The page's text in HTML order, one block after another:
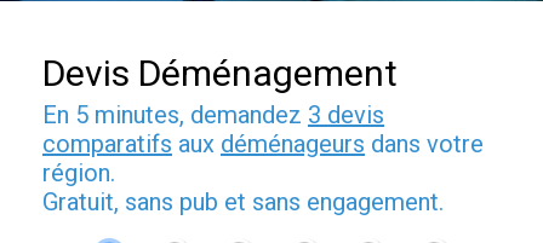
Devis Déménagement
En 5 minutes, demandez 3 devis
comparatifs aux déménageurs dans votre
région.
Gratuit, sans pub et sans engagement.